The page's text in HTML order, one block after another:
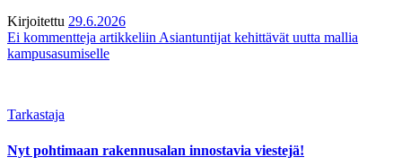
Kirjoitettu 29.6.2026
Ei kommentteja artikkeliin Asiantuntijat kehittävät uutta mallia
kampusasumiselle
Tarkastaja
Nyt pohtimaan rakennusalan innostavia viestejä!